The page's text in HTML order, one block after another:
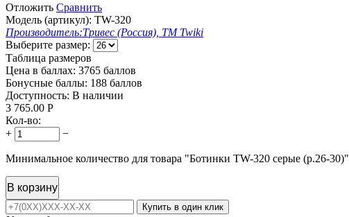
Отложить Сравнить
Модель (артикул): TW-320
Производитель:Тривес (Россия), ТМ Twiki
Выберите размер:
Таблица размеров
Цена в баллах: 3765 баллов
Бонусные баллы: 188 баллов
Доступность: В наличии
3 765.00 Р
Кол-во:
+
−
Минимальное количество для товара "Ботинки TW-320 серые (р.26-30)"
В корзину
Купить в один клик